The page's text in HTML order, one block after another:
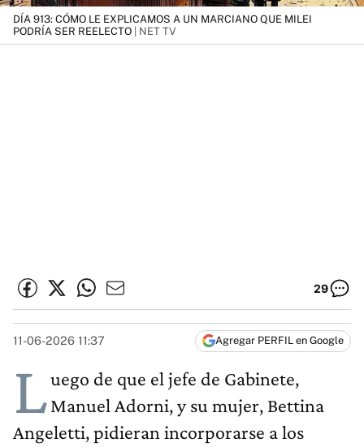
DÍA 913: CÓMO LE EXPLICAMOS A UN MARCIANO QUE MILEI
PODRÍA SER REELECTO | NET TV
29
11-06-2026 11:37 Agregar PERFIL en Google
Luego de que el jefe de Gabinete,
Manuel Adorni, y su mujer, Bettina
Angeletti, pidieran incorporarse a los